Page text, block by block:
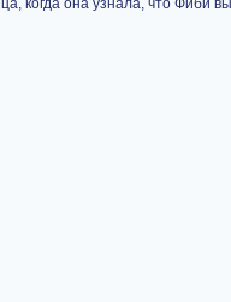
когда она узнала, что Фиби